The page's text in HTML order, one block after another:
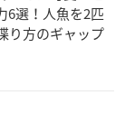
6選！人魚を2匹
り方のギャップ